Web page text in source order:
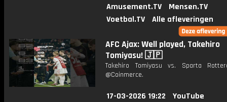
Amusement.TV
Mensen.TV
Voetbal.TV
Alle afleveringen
AFC Ajax: Well played, Takehiro
Tomiyasu! 🇯🇵
Takehiro Tomiyasu vs. Sparta
@Coinmerce.
17-03-2026 19:22
YouTube